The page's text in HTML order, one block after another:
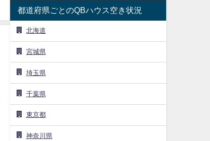
都道府県ごとのQBハウス空き状況
北海道
宮城県
埼玉県
千葉県
東京都
神奈川県